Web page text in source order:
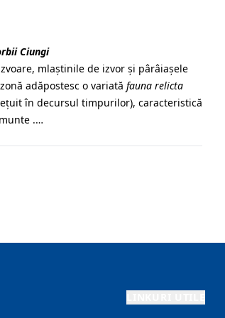
Ciungi
mlaștinile de izvor și pârâiașele
adăpostesc o variată fauna relicta
în decursul timpurilor), caracteristică
.…